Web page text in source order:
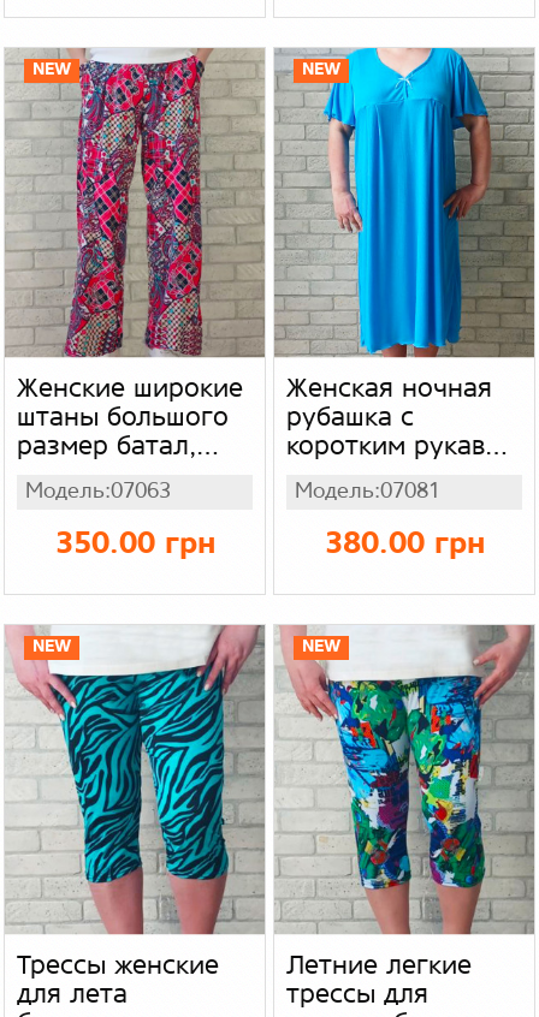
мужчин, трикотаж
цвет зеленый
NEW
Женские широкие
штаны большого
размер батал,
цвет малиновый в
огурцы, масло -
холодок
Модель:07063
350.00 грн
NEW
Женская ночная
рубашка с
коротким рукавом
волан, свободная
большого размера
батал, легкий
голубой
Модель:07081
380.00 грн
NEW
Трессы женские
для лета
NEW
Летние легкие
трессы для